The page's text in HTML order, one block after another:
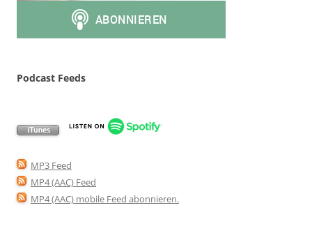
Podcast Feeds
MP3 Feed
MP4 (AAC) Feed
MP4 (AAC) mobile Feed abonnieren.